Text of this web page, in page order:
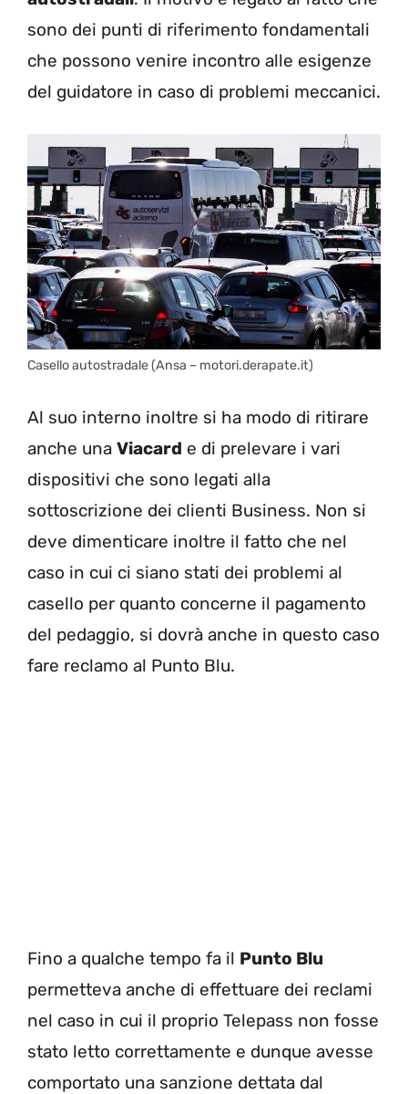
sono dei punti di riferimento fondamentali
che possono venire incontro alle esigenze
del guidatore in caso di problemi meccanici.
Casello autostradale (Ansa – motori.derapate.it)
Al suo interno inoltre si ha modo di ritirare
anche una Viacard e di prelevare i vari
dispositivi che sono legati alla
sottoscrizione dei clienti Business. Non si
deve dimenticare inoltre il fatto che nel
caso in cui ci siano stati dei problemi al
casello per quanto concerne il pagamento
del pedaggio, si dovrà anche in questo caso
fare reclamo al Punto Blu.
Fino a qualche tempo fa il Punto Blu
permetteva anche di effettuare dei reclami
nel caso in cui il proprio Telepass non fosse
stato letto correttamente e dunque avesse
comportato una sanzione dettata dal